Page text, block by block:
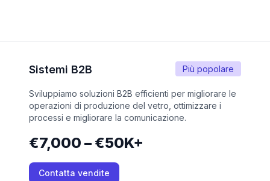
Più popolare
Sistemi B2B
Sviluppiamo soluzioni B2B efficienti per migliorare le
operazioni di produzione del vetro, ottimizzare i
processi e migliorare la comunicazione.
€7,000 – €50K+
Contatta vendite